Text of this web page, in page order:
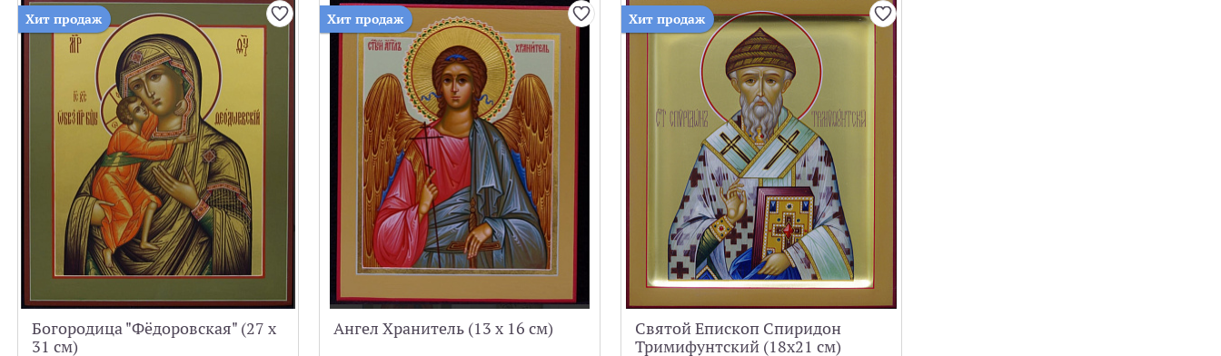
Хит продаж
Богородица "Фёдоровская" (27 х
31 см)
Хит продаж
Ангел Хранитель (13 х 16 см)
Хит продаж
Святой Епископ Спиридон
Тримифунтский (18x21 см)